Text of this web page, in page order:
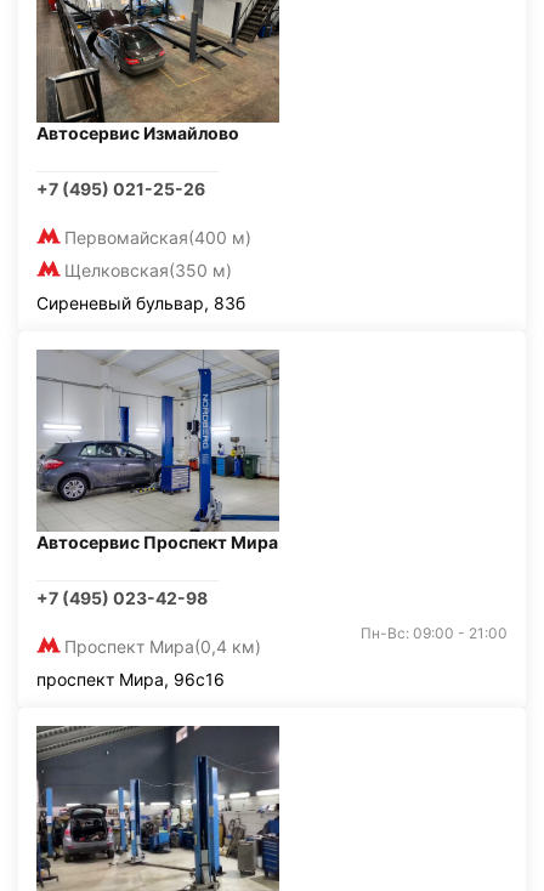
Автосервис Измайлово
+7 (495) 021-25-26
Первомайская(400 м)
Щелковская(350 м)
Сиреневый бульвар, 83б
Автосервис Проспект Мира
+7 (495) 023-42-98
Проспект Мира(0,4 км)
Пн-Вс: 09:00 - 21:00
проспект Мира, 96с16